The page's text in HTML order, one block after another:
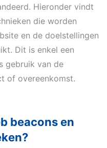
Hieronder vindt
die worden
en de doelstellingen
Dit is enkel een
gebruik van de
of overeenkomst.
beacons en